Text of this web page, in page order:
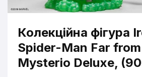
Колекційна фігура
Spider-Man Far
Mysterio Deluxe,